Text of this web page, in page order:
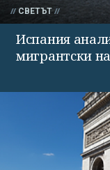
СВЕТЪТ
Испания
мигрантски